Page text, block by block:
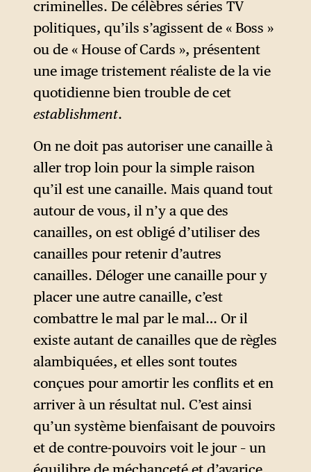
une société civile très active
qui se battent contre
différents lobbies et
influences occultes. Peut-on
prétendre que les élections
américaines ne sont qu’une
« illusion de choix » ? Si Hillary
Clinton avait été élue,
l’Amérique aurait été bien
différente aujourd’hui… Les
affirmations de Sourkov ne
servent qu’un objectif :
montrer que la démocratie
n’existe nulle part, ce qui est
totalement faux, bien
entendu.
criminelles. De célèbres séries TV
politiques, qu’ils s’agissent de « Boss »
ou de « House of Cards », présentent
une image tristement réaliste de la vie
quotidienne bien trouble de cet
establishment.
On ne doit pas autoriser une canaille à
aller trop loin pour la simple raison
qu’il est une canaille. Mais quand tout
autour de vous, il n’y a que des
canailles, on est obligé d’utiliser des
canailles pour retenir d’autres
canailles. Déloger une canaille pour y
placer une autre canaille, c’est
combattre le mal par le mal… Or il
existe autant de canailles que de règles
alambiquées, et elles sont toutes
conçues pour amortir les conflits et en
arriver à un résultat nul. C’est ainsi
qu’un système bienfaisant de pouvoirs
et de contre-pouvoirs voit le jour – un